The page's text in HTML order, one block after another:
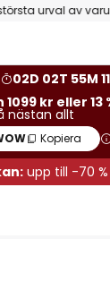
urval av
02D 02T 55M
kr eller 13
nästan allt
Kopiera
upp till -70 %